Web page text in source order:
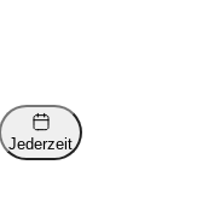
Jederzeit